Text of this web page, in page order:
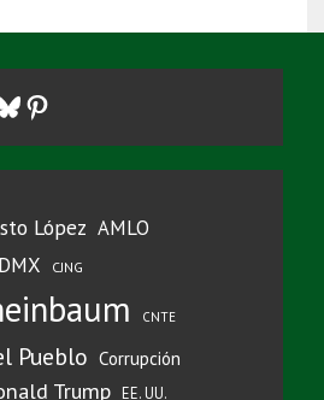
Pinterest
López AMLO
CJNG
CNTE
Pueblo Corrupción
Trump EE. UU.